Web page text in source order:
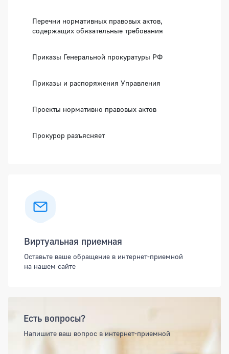
Перечни нормативных правовых актов,
содержащих обязательные требования
Приказы Генеральной прокуратуры РФ
Приказы и распоряжения Управления
Проекты нормативно правовых актов
Прокурор разъясняет
Виртуальная приемная
Оставьте ваше обращение в интернет-приемной
на нашем сайте
Есть вопросы?
Напишите ваш вопрос в интернет-приемной